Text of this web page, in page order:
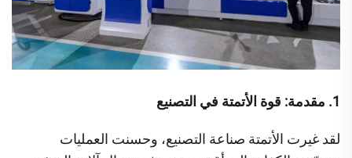
1. مقدمة: قوة الأتمتة في التصنيع
لقد غيرت الأتمتة صناعة التصنيع، وحسنت العمليات